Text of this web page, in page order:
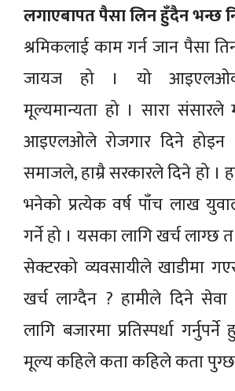
लगाएबापत पैसा लिन हुँदैन भन्छ
श्रमिकलाई काम गर्न जान पैसा
जायज हो । यो आइएलओको
मूल्यमान्यता हो । सारा
आइएलओले रोजगार दिने होइन ।
समाजले, हाम्रै सरकारले दिने हो ।
भनेको प्रत्येक वर्ष पाँच लाख
गर्ने हो । यसका लागि खर्च लाग्छ
सेक्टरको व्यवसायीले खाडीमा
खर्च लाग्दैन ? हामीले दिने
लागि बजारमा प्रतिस्पर्धा
मूल्य कहिले कता कहिले कता पुग्छ